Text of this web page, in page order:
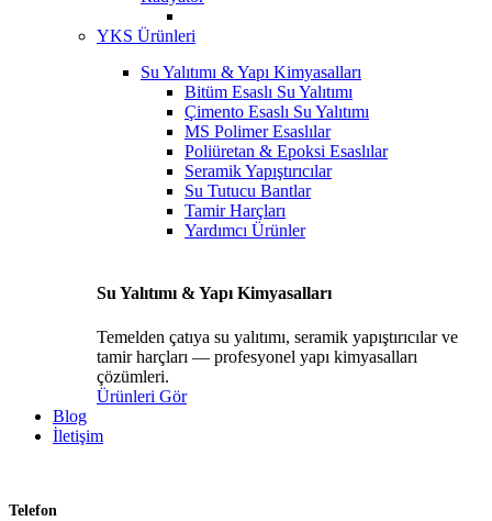
YKS Ürünleri
Su Yalıtımı & Yapı Kimyasalları
Bitüm Esaslı Su Yalıtımı
Çimento Esaslı Su Yalıtımı
MS Polimer Esaslılar
Poliüretan & Epoksi Esaslılar
Seramik Yapıştırıcılar
Su Tutucu Bantlar
Tamir Harçları
Yardımcı Ürünler
Su Yalıtımı & Yapı Kimyasalları
Temelden çatıya su yalıtımı, seramik yapıştırıcılar ve
tamir harçları — profesyonel yapı kimyasalları
çözümleri.
Ürünleri Gör
Blog
İletişim
Telefon